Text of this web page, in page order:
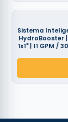
Sistema
HydroBooster |
1x1" | 11 GPM /